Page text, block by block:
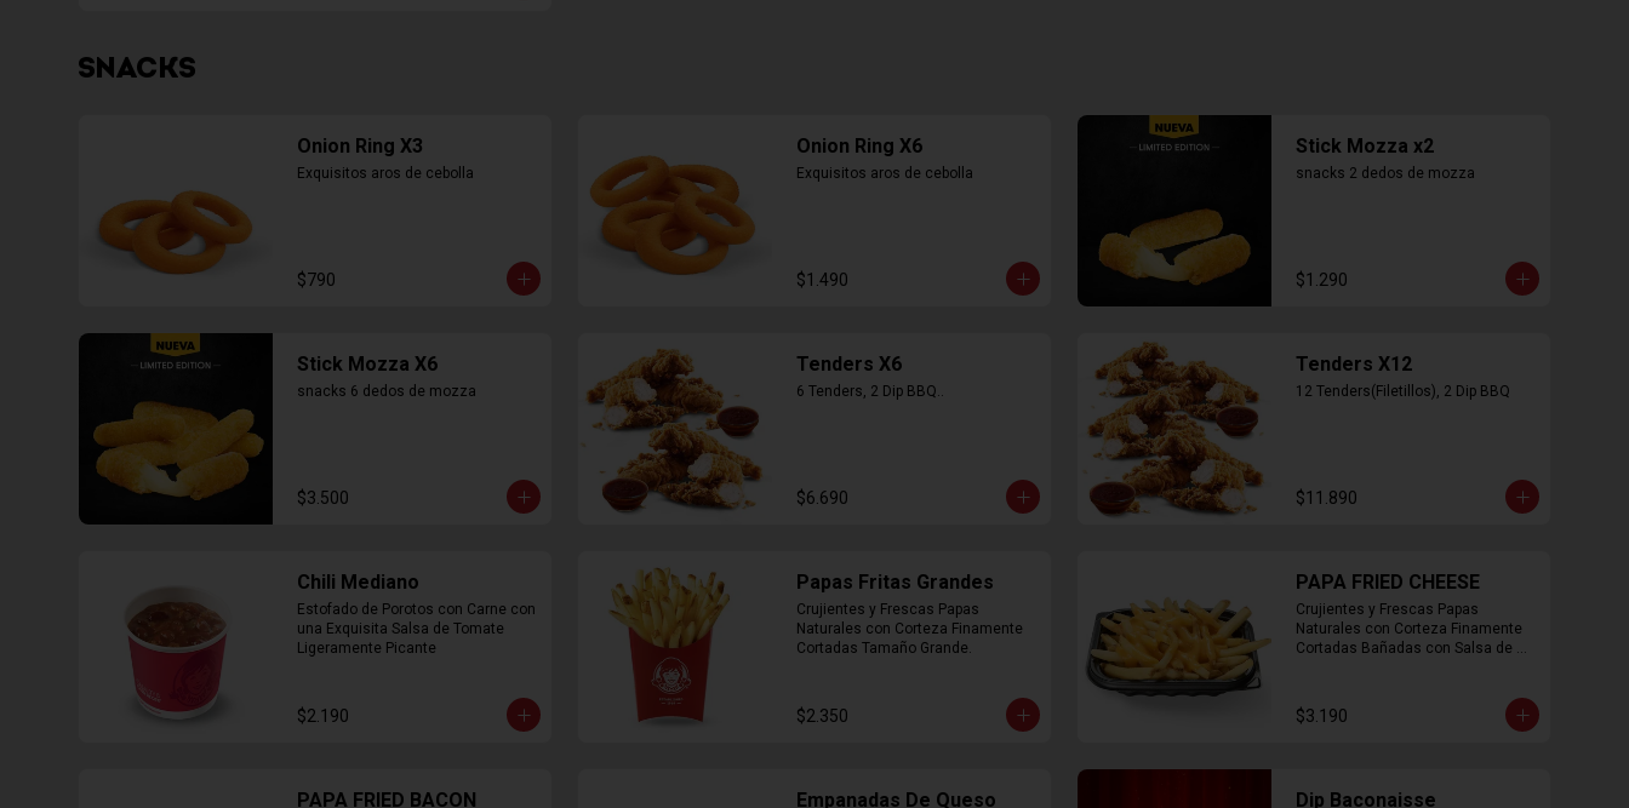
SNACKS
Onion Ring X3
Exquisitos aros de cebolla
$790
Onion Ring X6
Exquisitos aros de cebolla
$1.490
Stick Mozza x2
snacks 2 dedos de mozza
$1.290
Stick Mozza X6
snacks 6 dedos de mozza
$3.500
Tenders X6
6 Tenders, 2 Dip BBQ..
$6.690
Tenders X12
12 Tenders(Filetillos), 2 Dip BBQ
$11.890
Chili Mediano
Estofado de Porotos con Carne con
una Exquisita Salsa de Tomate
Ligeramente Picante
$2.190
Papas Fritas Grandes
Crujientes y Frescas Papas
Naturales con Corteza Finamente
Cortadas Tamaño Grande.
$2.350
PAPA FRIED CHEESE
Crujientes y Frescas Papas
Naturales con Corteza Finamente
Cortadas Bañadas con Salsa de
$3.190
PAPA FRIED BACON Empanadas De Queso Dip Baconaisse